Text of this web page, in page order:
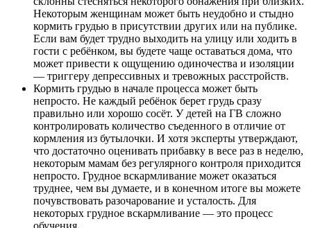
Некоторым женщинам может быть неудобно и стыдно
кормить грудью в присутствии других или на публике.
Если вам будет трудно выходить на улицу или ходить в
гости с ребёнком, вы будете чаще оставаться дома, что
может привести к ощущению одиночества и изоляции
— триггеру депрессивных и тревожных расстройств.
Кормить грудью в начале процесса может быть
непросто. Не каждый ребёнок берет грудь сразу
правильно или хорошо сосёт. У детей на ГВ сложно
контролировать количество съеденного в отличие от
кормления из бутылочки. И хотя эксперты утверждают,
что достаточно оценивать прибавку в весе раз в неделю,
некоторым мамам без регулярного контроля приходится
непросто. Грудное вскармливание может оказаться
труднее, чем вы думаете, и в конечном итоге вы можете
почувствовать разочарование и усталость. Для
некоторых грудное вскармливание — это процесс
обучения.